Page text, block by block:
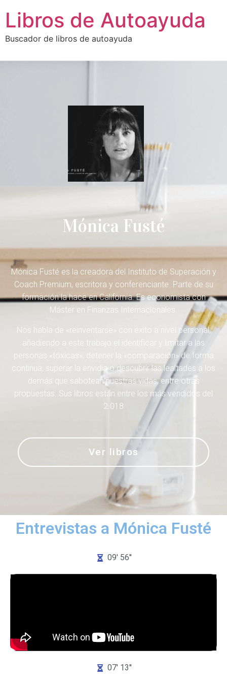
Libros de Autoayuda
Buscador de libros de autoayuda
Mónica Fusté
Mónica Fusté es la creadora del Instituto de Superación y
Coach Premium, escritora y conferenciante. Parte de su
formación la hace en California.Es economista con
Máster en Finanzas Internacionales.
Nos habla de «reinventarse» con éxito a nivel personal,
añadiendo a este trabajo el identificar y limitar a las
personas «tóxicas», detener la «comparación» de forma
continua, superar la envidia o descubrir las lealtades a los
demás que sabotean nuestras vidas, entre otras
propuestas. Sus libros están entre los más vendidos del
2.018
Ver libros
Entrevistas a Mónica Fusté
09' 56''
07' 13''